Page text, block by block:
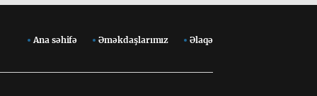
Ana səhifə Əməkdaşlarımız Əlaqə